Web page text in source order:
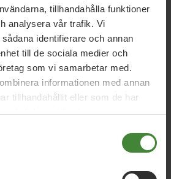
tillhandahålla funktioner
analysera vår trafik. Vi
identifierare och annan
till de sociala medier och
som vi samarbetar med.
informationen med annan
tillhandahållit eller som de har
deras tjänster.
stadsbesök av Sveriges kultur- och
BAH KUHNKE. Hon ska bland
i en frågestund som en del i
"Valet är ditt". Alice öppnar
klockan 14:00 och efterföljs av
en presentation med partiernas
Eventet avslutas med fika och